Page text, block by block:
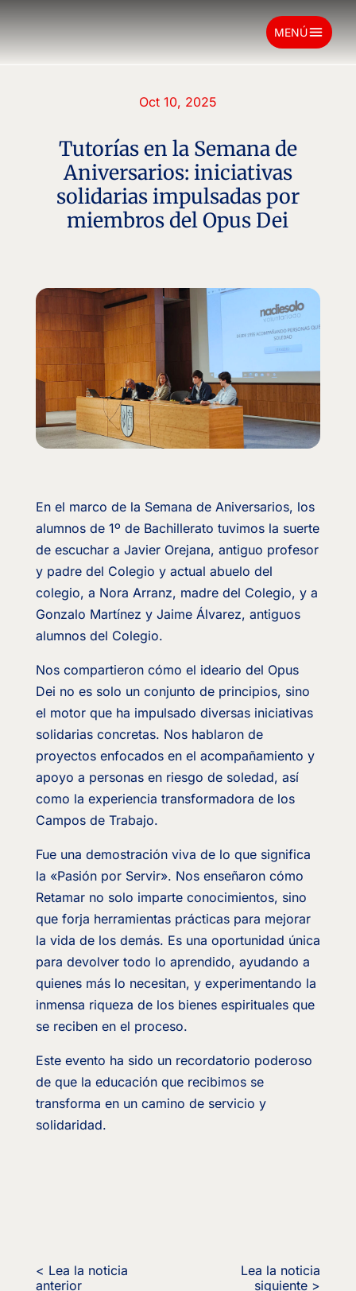
MENÚmenu
Oct 10, 2025
Tutorías en la Semana de
Aniversarios: iniciativas
solidarias impulsadas por
miembros del Opus Dei
En el marco de la Semana de Aniversarios, los
alumnos de 1º de Bachillerato tuvimos la suerte
de escuchar a Javier Orejana, antiguo profesor
y padre del Colegio y actual abuelo del
colegio, a Nora Arranz, madre del Colegio, y a
Gonzalo Martínez y Jaime Álvarez, antiguos
alumnos del Colegio.
Nos compartieron cómo el ideario del Opus
Dei no es solo un conjunto de principios, sino
el motor que ha impulsado diversas iniciativas
solidarias concretas. Nos hablaron de
proyectos enfocados en el acompañamiento y
apoyo a personas en riesgo de soledad, así
como la experiencia transformadora de los
Campos de Trabajo.
Fue una demostración viva de lo que significa
la «Pasión por Servir». Nos enseñaron cómo
Retamar no solo imparte conocimientos, sino
que forja herramientas prácticas para mejorar
la vida de los demás. Es una oportunidad única
para devolver todo lo aprendido, ayudando a
quienes más lo necesitan, y experimentando la
inmensa riqueza de los bienes espirituales que
se reciben en el proceso.
Este evento ha sido un recordatorio poderoso
de que la educación que recibimos se
transforma en un camino de servicio y
solidaridad.